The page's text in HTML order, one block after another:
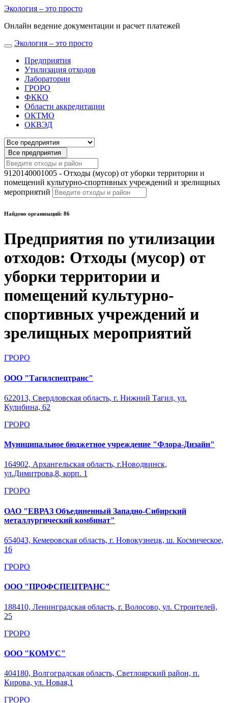
Экология – это просто
Онлайн ведение документации и расчет платежей
Экология – это просто
Предприятия
Утилизация отходов
Лаборатории
ГРОРО
ФККО
Области аккредитации
ОКТМО
ОКВЭД
Все предприятия
9120140001005 - Отходы (мусор) от уборки территории и
помещений культурно-спортивных учреждений и зрелищных
мероприятий
Найдено организаций: 86
Предприятия по утилизации
отходов: Отходы (мусор) от
уборки территории и
помещений культурно-
спортивных учреждений и
зрелищных мероприятий
ГРОРО
ООО "Тагилспецтранс"
622013, Свердловская область, г. Нижний Тагил, ул.
Кулибина, 62
ГРОРО
Муниципальное бюджетное учреждение "Флора-Дизайн"
164902, Архангельская область, г.Новодвинск,
ул.Димитрова,8, корп. 1
ГРОРО
ОАО "ЕВРАЗ Объединенный Западно-Сибирский
металлургический комбинат"
654043, Кемеровская область, г. Новокузнецк, ш. Космическое,
16
ГРОРО
ООО "ПРОФСПЕЦТРАНС"
188410, Ленинградская область, г. Волосово, ул. Строителей,
25
ГРОРО
ООО "КОМУС"
404180, Волгоградская область, Светлоярский район, п.
Кирова, ул. Новая,1
ГРОРО